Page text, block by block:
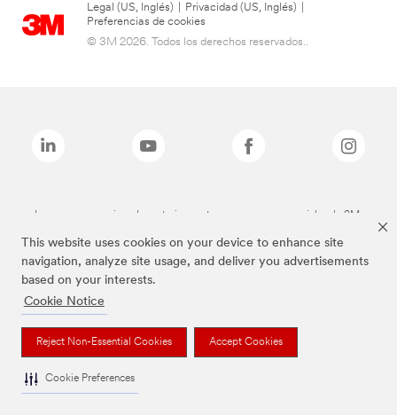
This website uses cookies on your device to enhance site
navigation, analyze site usage, and deliver you advertisements
based on your interests.
Cookie Notice
Reject Non-Essential Cookies Accept Cookies
Cookie Preferences
Legal (US, Inglés) Privacidad (US, Inglés)
Preferencias de cookies
© 3M 2026. Todos los derechos reservados..
Las marcas mencionadas anteriormente son marcas comerciales de 3M.